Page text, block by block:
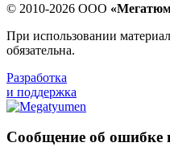
© 2010-2026 ООО
При использовании
обязательна.
Разработка
и поддержка
Сообщение об ошибке